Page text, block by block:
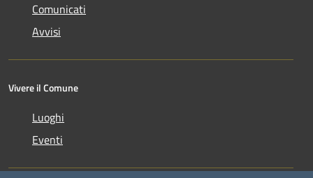
Comunicati
Avvisi
Vivere il Comune
Luoghi
Eventi